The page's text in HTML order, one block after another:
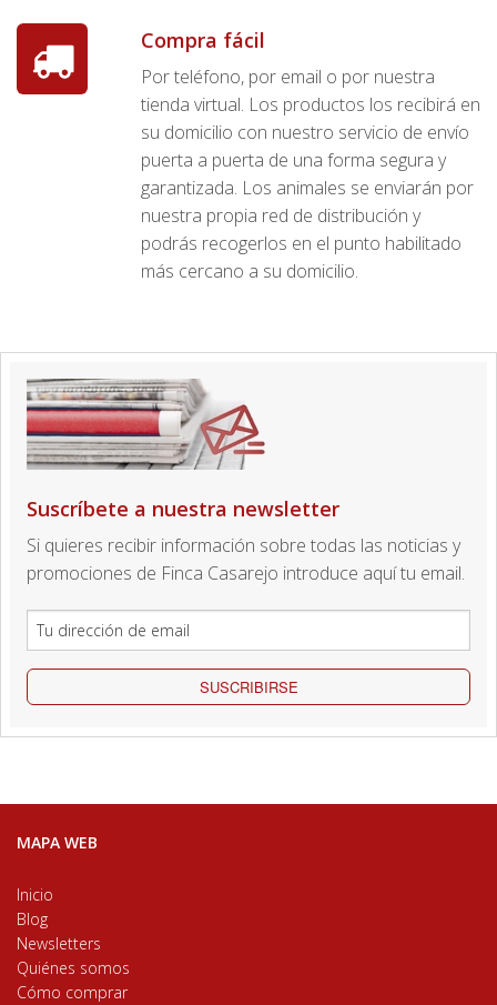
Compra fácil
Por teléfono, por email o por nuestra
tienda virtual. Los productos los recibirá en
su domicilio con nuestro servicio de envío
puerta a puerta de una forma segura y
garantizada. Los animales se enviarán por
nuestra propia red de distribución y
podrás recogerlos en el punto habilitado
más cercano a su domicilio.
Suscríbete a nuestra newsletter
Si quieres recibir información sobre todas las noticias y
promociones de Finca Casarejo introduce aquí tu email.
SUSCRIBIRSE
MAPA WEB
Inicio
Blog
Newsletters
Quiénes somos
Cómo comprar